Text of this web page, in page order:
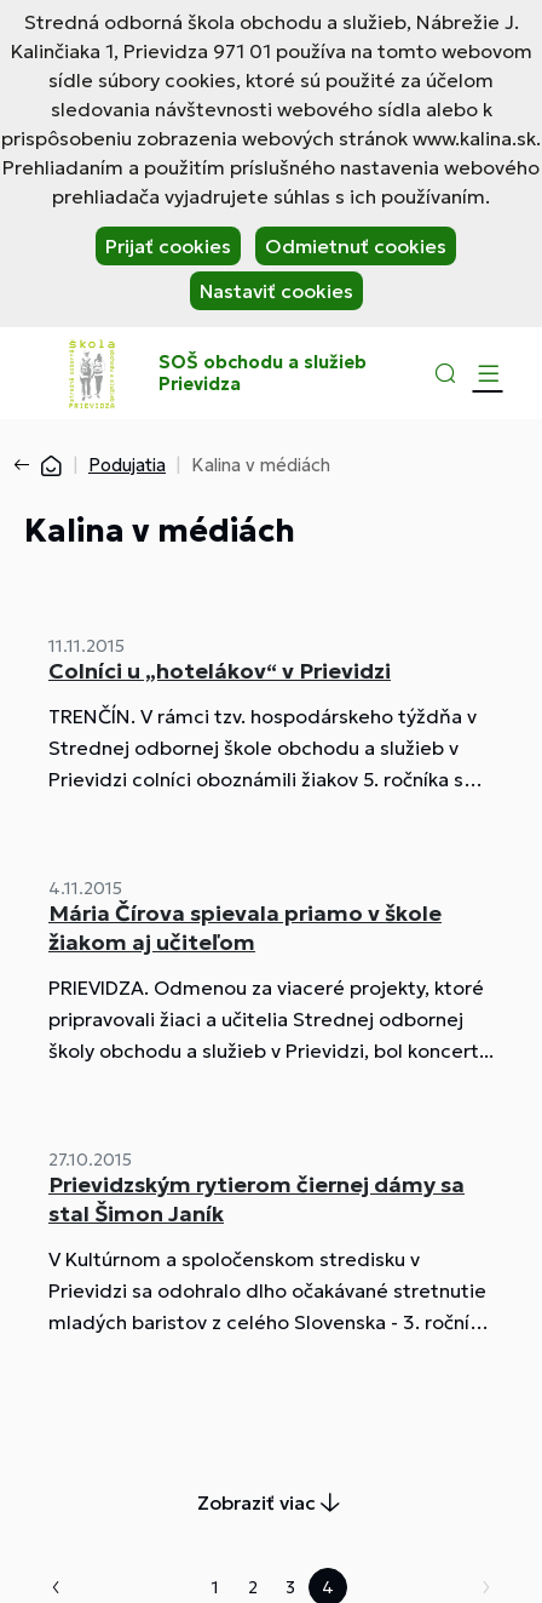
Stredná odborná škola obchodu a služieb, Nábrežie J.
Kalinčiaka 1, Prievidza 971 01 používa na tomto webovom
sídle súbory cookies, ktoré sú použité za účelom
sledovania návštevnosti webového sídla alebo k
prispôsobeniu zobrazenia webových stránok www.kalina.sk.
Prehliadaním a použitím príslušného nastavenia webového
prehliadača vyjadrujete súhlas s ich používaním.
Prijať cookies
Odmietnuť cookies
Nastaviť cookies
SOŠ obchodu a služieb
Prievidza
Podujatia Kalina v médiách
Kalina v médiách
11.11.2015
Colníci u „hotelákov“ v Prievidzi
TRENČÍN. V rámci tzv. hospodárskeho týždňa v
Strednej odbornej škole obchodu a služieb v
Prievidzi colníci oboznámili žiakov 5. ročníka s
4.11.2015
Mária Čírova spievala priamo v škole
žiakom aj učiteľom
PRIEVIDZA. Odmenou za viaceré projekty, ktoré
pripravovali žiaci a učitelia Strednej odbornej
školy obchodu a služieb v Prievidzi, bol koncert...
27.10.2015
Prievidzským rytierom čiernej dámy sa
stal Šimon Janík
V Kultúrnom a spoločenskom stredisku v
Prievidzi sa odohralo dlho očakávané stretnutie
mladých baristov z celého Slovenska - 3. ročník
Zobraziť viac
1 2 3 4